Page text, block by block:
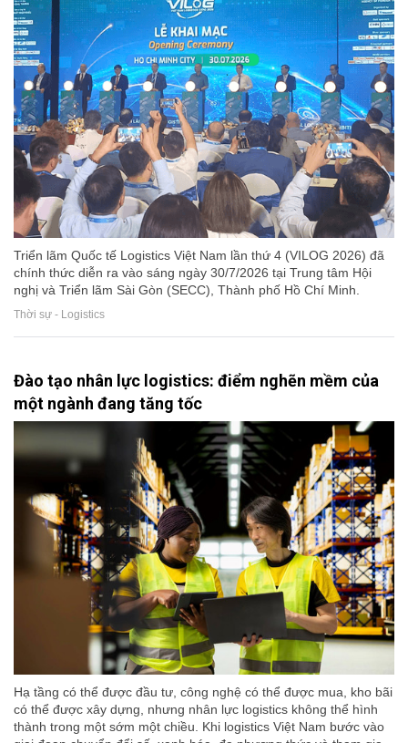
Triển lãm Quốc tế Logistics Việt Nam lần thứ 4 (VILOG 2026) đã
chính thức diễn ra vào sáng ngày 30/7/2026 tại Trung tâm Hội
nghị và Triển lãm Sài Gòn (SECC), Thành phố Hồ Chí Minh.
Thời sự - Logistics
Đào tạo nhân lực logistics: điểm nghẽn mềm của
một ngành đang tăng tốc
Hạ tầng có thể được đầu tư, công nghệ có thể được mua, kho bãi
có thể được xây dựng, nhưng nhân lực logistics không thể hình
thành trong một sớm một chiều. Khi logistics Việt Nam bước vào